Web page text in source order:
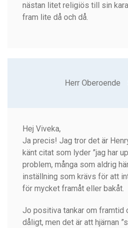
nästan litet religiös till sin
fram lite då och då.
Herr Oberoende
Hej Viveka,
Ja precis! Jag tror det är
känt citat som lyder ”jag har
problem, många som aldrig
inställning som krävs för att
för mycket framåt eller bakåt.
Jo positiva tankar om framtid
dåligt, men det är att hjärnan